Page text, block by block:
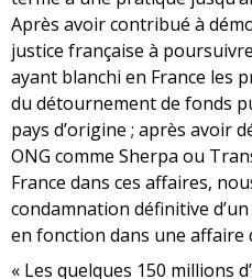
Après avoir contribué à
justice française à
ayant blanchi en France les
du détournement de fonds
pays d’origine ; après avoir
ONG comme Sherpa ou
France dans ces affaires,
condamnation définitive
en fonction dans une affaire
« Les quelques 150 millions